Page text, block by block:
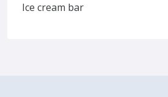
Ice cream bar